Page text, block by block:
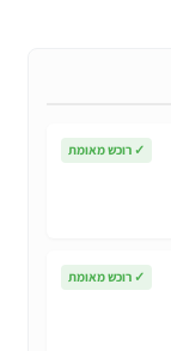
✓ רוכש מאומת
✓ רוכש מאומת